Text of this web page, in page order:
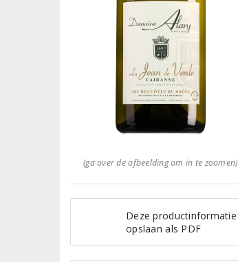
(ga over de afbeelding om in te zoomen)
Deze productinformatie
opslaan als PDF